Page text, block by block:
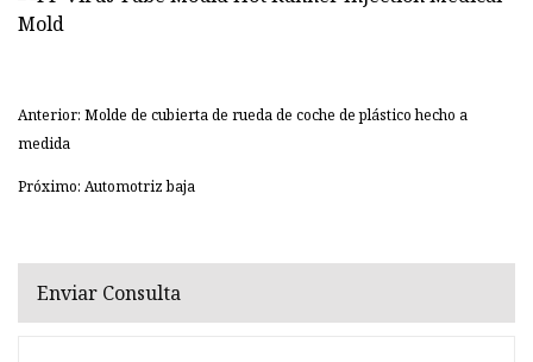
Anterior: Molde de cubierta de rueda de coche de plástico hecho a
medida
Próximo: Automotriz baja
Enviar Consulta